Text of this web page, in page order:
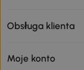
Obsługa klienta
Moje konto